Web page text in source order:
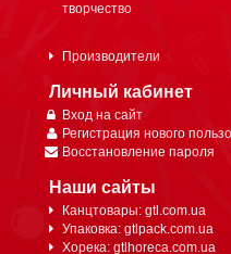
творчество
Производители
Личный кабинет
Вход на сайт
Регистрация нового
Восстановление пароля
Наши сайты
Канцтовары: gtl.com.ua
Упаковка: gtlpack.com.ua
Хорека: gtlhoreca.com.ua